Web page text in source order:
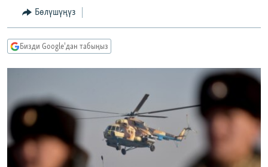
ЭКСПЕРТТЕР ТАЛДАЙТ
БИЗ ЖАНА ДҮЙНӨ
АЗАТТЫК+
ЫҢГАЙСЫЗ СУРООЛОР
ӨЗГӨЧӨ ПИКИР
Русский
ЭЕ/АРнун бардык сайттары
Бөлүшүңүз
Бизди Google'дан табыңыз